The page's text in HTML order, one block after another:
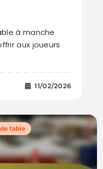
à manche
aux joueurs
11/02/2026
table